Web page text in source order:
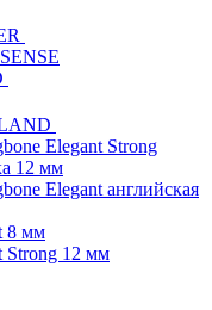
Elegant Strong
12 мм
Elegant английская
8 мм
Strong 12 мм